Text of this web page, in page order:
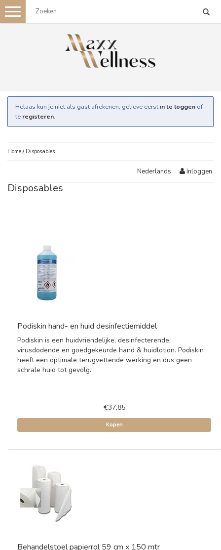
Toggle
navigation
Helaas kun je niet als gast afrekenen, gelieve eerst in te loggen of
te registeren.
Home / Disposables
Nederlands Inloggen
Disposables
Podiskin hand- en huid desinfectiemiddel
Podiskin is een huidvriendelijke, desinfecterende,
virusdodende en goedgekeurde hand & huidlotion. Podiskin
heeft een optimale terugvettende werking en dus geen
schrale huid tot gevolg.
€37,85
Kopen
Behandelstoel papierrol 59 cm x 150 mtr